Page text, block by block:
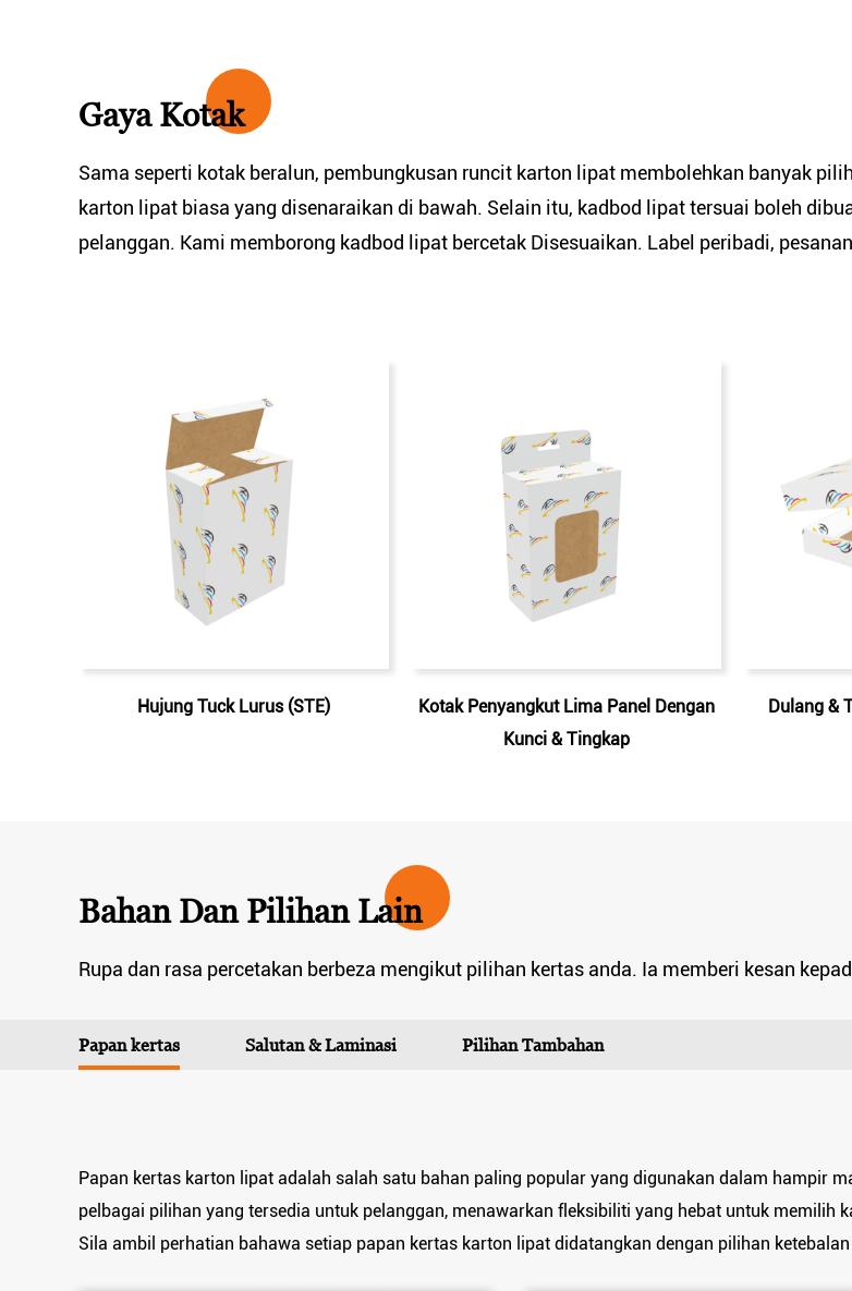
Gaya Kotak
Sama seperti kotak beralun, pembungkusan runcit karton lipat membolehkan banyak
karton lipat biasa yang disenaraikan di bawah. Selain itu, kadbod lipat tersuai boleh
pelanggan. Kami memborong kadbod lipat bercetak Disesuaikan. Label peribadi,
Hujung Tuck Lurus (STE)
Kotak Penyangkut Lima Panel Dengan
Kunci & Tingkap
Dulang &
Bahan Dan Pilihan Lain
Rupa dan rasa percetakan berbeza mengikut pilihan kertas anda. Ia memberi kesan
Papan kertas Salutan & Laminasi Pilihan Tambahan
Papan kertas karton lipat adalah salah satu bahan paling popular yang digunakan dalam hampir
pelbagai pilihan yang tersedia untuk pelanggan, menawarkan fleksibiliti yang hebat untuk memilih
Sila ambil perhatian bahawa setiap papan kertas karton lipat didatangkan dengan pilihan